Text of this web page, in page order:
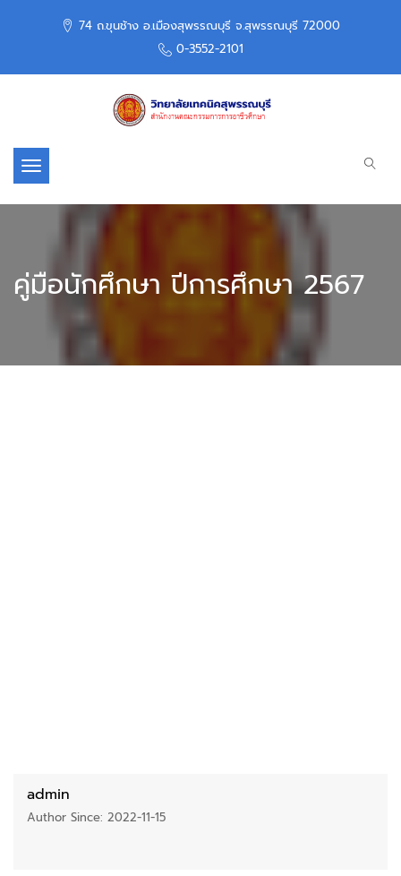
74 ถ.ขุนช้าง อ.เมืองสุพรรณบุรี จ.สุพรรณบุรี 72000
0-3552-2101
Toggle navigation
คู่มือนักศึกษา ปีการศึกษา 2567
admin
Author Since: 2022-11-15